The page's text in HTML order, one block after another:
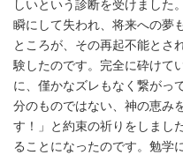
瞬にして失われ、将来への夢
ところが、その再起不能とさ
験したのです。完全に砕けて
に、僅かなズレもなく繋がっ
分のものではない、神の恵み
す！」と約束の祈りをしまし
ることになったのです。勉学